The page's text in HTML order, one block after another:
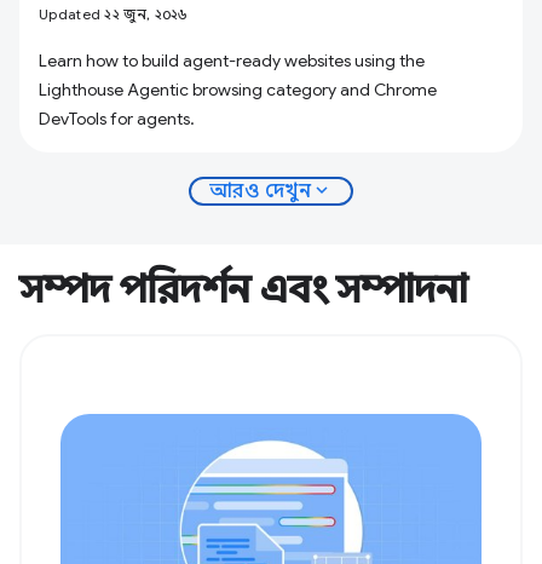
Updated ২২ জুন, ২০২৬
Learn how to build agent-ready websites using the
Lighthouse Agentic browsing category and Chrome
DevTools for agents.
আরও দেখুনexpand_more
সম্পদ পরিদর্শন এবং সম্পাদনা